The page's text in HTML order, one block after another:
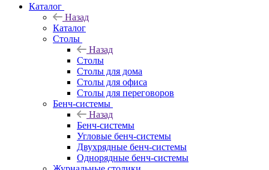
Каталог
Назад
Каталог
Столы
Назад
Столы
Столы для дома
Столы для офиса
Столы для переговоров
Бенч-системы
Назад
Бенч-системы
Угловые бенч-системы
Двухрядные бенч-системы
Однорядные бенч-системы